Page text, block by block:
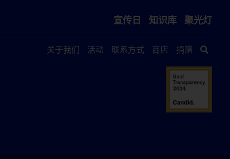
宣传日 知识库 聚光灯
关于我们 活动 联系方式 商店 捐赠